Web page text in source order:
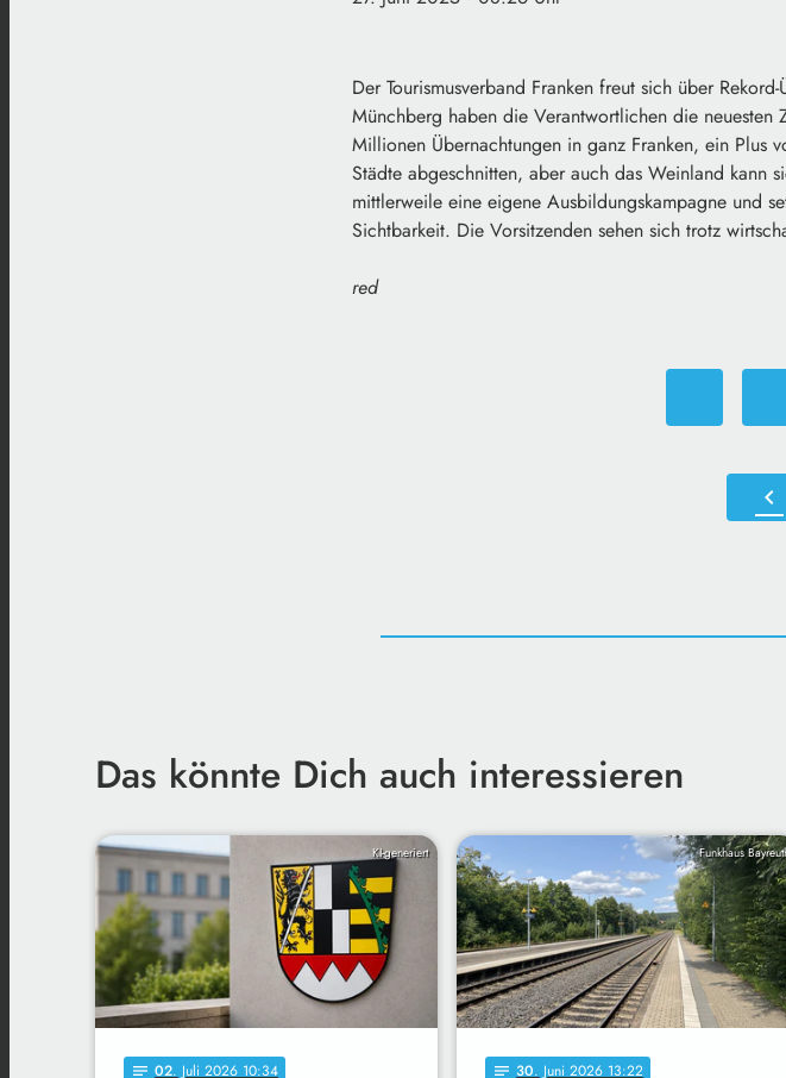
Der Tourismusverband Franken freut sich über
Münchberg haben die Verantwortlichen die
Millionen Übernachtungen in ganz Franken, ein Plus
Städte abgeschnitten, aber auch das Weinland kann
mittlerweile eine eigene Ausbildungskampagne und
Sichtbarkeit. Die Vorsitzenden sehen sich trotz
red
chevron_left
Das könnte Dich auch interessieren
KI-generiert
notes 02. Juli 2026 10:34
Funkhaus
notes 30. Juni 2026 13:22